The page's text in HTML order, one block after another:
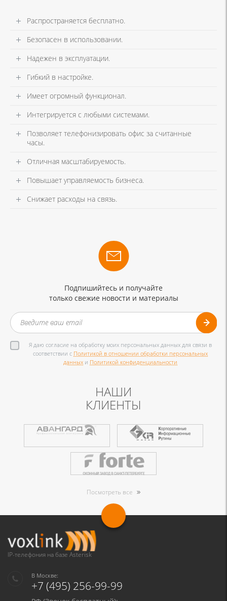
Распространяется бесплатно.
Безопасен в использовании.
Надежен в эксплуатации.
Гибкий в настройке.
Имеет огромный функционал.
Интегрируется с любыми системами.
Позволяет телефонизировать офис за считанные
часы.
Отличная масштабируемость.
Повышает управляемость бизнеса.
Снижает расходы на связь.
Подпишийтесь и получайте
только свежие новости и материалы
Я даю согласие на обработку моих персональных данных для связи в
соответствии с Политикой в отношении обработки персональных
данных и Политикой конфиденциальности
НАШИ
КЛИЕНТЫ
Посмотреть все
IP-телефония на базе Asterisk
В Москве:
+7 (495) 256-99-99